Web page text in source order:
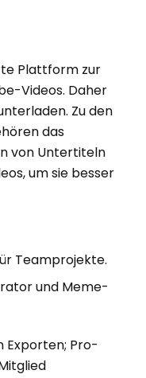
Plattform zur
Videos. Daher
Zu den
das
von Untertiteln
um sie besser
Teamprojekte.
und Meme-
Exporten; Pro-